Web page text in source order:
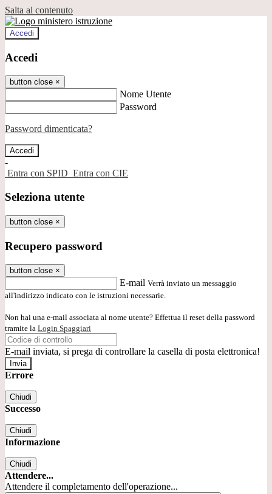
Salta al contenuto
Accedi
Accedi
button close ×
Nome Utente
Password
Password dimenticata?
-
Entra con SPID Entra con CIE
Seleziona utente
button close ×
Recupero password
button close ×
E-mail Verrà inviato un messaggio
all'indirizzo indicato con le istruzioni necessarie.
Non hai una e-mail associata al nome utente? Effettua il reset della password
tramite la Login Spaggiari
E-mail inviata, si prega di controllare la casella di posta elettronica!
Errore
Chiudi
Successo
Chiudi
Informazione
Chiudi
Attendere...
Attendere il completamento dell'operazione...